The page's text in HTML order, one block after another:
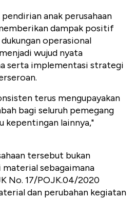
anak perusahaan
dampak positif
operasional
wujud nyata
serta implementasi strategi
terus mengupayakan
bagi seluruh pemegang
kepentingan lainnya,"
tersebut bukan
sebagaimana
No. 17/POJK.04/2020
dan perubahan kegiatan